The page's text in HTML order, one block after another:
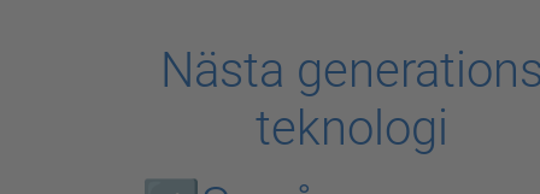
Nästa
teknologi